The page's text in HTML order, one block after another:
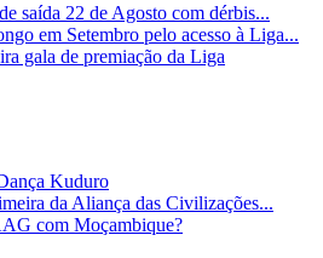
saída 22 de Agosto com dérbis...
em Setembro pelo acesso à Liga...
gala de premiação da Liga
Kuduro
da Aliança das Civilizações...
com Moçambique?